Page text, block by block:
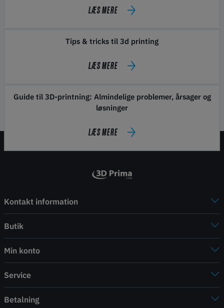
LÆS MERE
Tips & tricks til 3d printing
LÆS MERE
Guide til 3D-printning: Almindelige problemer, årsager og
løsninger
LÆS MERE
Kontakt information
Butik
Min konto
Service
Betalning